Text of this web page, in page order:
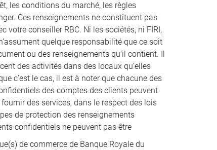
les conditions du marché, les règles
Ces renseignements ne constituent pas
votre conseiller RBC. Ni les sociétés, ni FIRI,
quelque responsabilité que ce soit
ou des renseignements qu’il contient. Il
des activités dans des locaux qu’elles
c’est le cas, il est à noter que chacune des
des comptes des clients peuvent
des services, dans le respect des lois
de protection des renseignements
confidentiels ne peuvent pas être
de commerce de Banque Royale du